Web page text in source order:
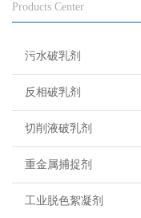
Products Center
污水破乳剂
反相破乳剂
切削液破乳剂
重金属捕捉剂
工业脱色絮凝剂